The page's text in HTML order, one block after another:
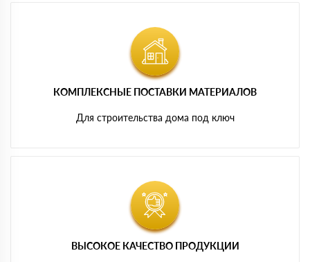
КОМПЛЕКСНЫЕ ПОСТАВКИ МАТЕРИАЛОВ
Для строительства дома под ключ
ВЫСОКОЕ КАЧЕСТВО ПРОДУКЦИИ